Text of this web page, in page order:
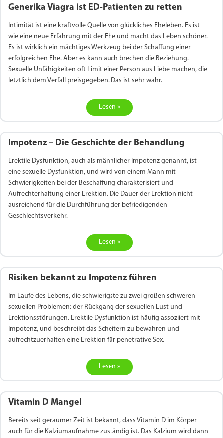
Generika Viagra ist ED-Patienten zu retten
Intimität ist eine kraftvolle Quelle von glückliches Eheleben. Es ist
wie eine neue Erfahrung mit der Ehe und macht das Leben schöner.
Es ist wirklich ein mächtiges Werkzeug bei der Schaffung einer
erfolgreichen Ehe. Aber es kann auch brechen die Beziehung.
Sexuelle Unfähigkeiten oft Limit einer Person aus Liebe machen, die
letztlich dem Verfall preisgegeben. Das ist sehr wahr.
Lesen »
Impotenz – Die Geschichte der Behandlung
Erektile Dysfunktion, auch als männlicher Impotenz genannt, ist
eine sexuelle Dysfunktion, und wird von einem Mann mit
Schwierigkeiten bei der Beschaffung charakterisiert und
Aufrechterhaltung einer Erektion. Die Dauer der Erektion nicht
ausreichend für die Durchführung der befriedigenden
Geschlechtsverkehr.
Lesen »
Risiken bekannt zu Impotenz führen
Im Laufe des Lebens, die schwierigste zu zwei großen schweren
sexuellen Problemen: der Rückgang der sexuellen Lust und
Erektionsstörungen. Erektile Dysfunktion ist häufig assoziiert mit
Impotenz, und beschreibt das Scheitern zu bewahren und
aufrechtzuerhalten eine Erektion für penetrative Sex.
Lesen »
Vitamin D Mangel
Bereits seit geraumer Zeit ist bekannt, dass Vitamin D im Körper
auch für die Kalziumaufnahme zuständig ist. Das Kalzium wird dann
€26.35
← Return to shop
€28.17
← Return to shop
€29.08
← Return to shop
€23.62
← Return to shop
€29.98
← Return to shop
€27.26
← Return to shop
€36.34
← Return to shop
€29.08
← Return to shop
€62.69
← Return to shop
€25.44
← Return to shop
€138.11
← Return to shop
€56.33
← Return to shop
€45.43
← Return to shop
€0.00
← Return to shop
€37.25
← Return to shop
€15.45
← Return to shop to Cart
€0.00
← Return to shop
€0.00
← Return to shop
€0.00
← Return to shop
€14.54
← Return to shop
€0.00
← Return to shop
€0.00
← Return to shop